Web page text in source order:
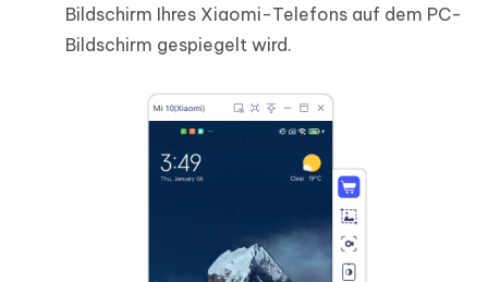
Bildschirm Ihres Xiaomi-Telefons auf dem PC-
Bildschirm gespiegelt wird.